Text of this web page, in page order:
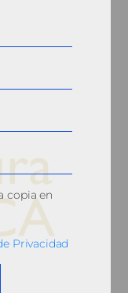
copia en
Privacidad